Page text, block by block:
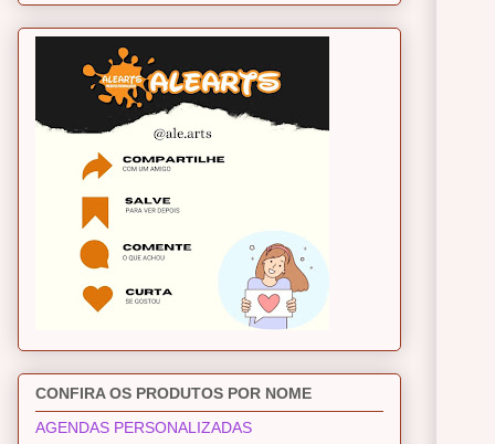
CONFIRA OS PRODUTOS POR NOME
AGENDAS PERSONALIZADAS